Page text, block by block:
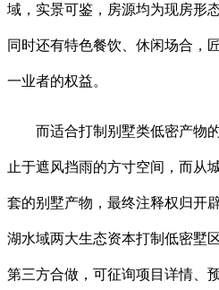
域，实景可鉴，房源均为现房形
同时还有特色餐饮、休闲场合，
一业者的权益。
而适合打制别墅类低密产物的
止于遮风挡雨的方寸空间，而从
套的别墅产物，最终注释权归开
湖水域两大生态资本打制低密墅
第三方合做，可征询项目详情、